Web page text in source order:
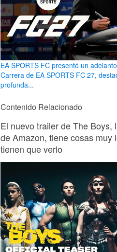
EA SPORTS FC presentó un
Carrera de EA SPORTS FC 27,
profunda...
Contenido Relacionado
El nuevo trailer de The Boys,
de Amazon, tiene cosas muy
tienen que verlo